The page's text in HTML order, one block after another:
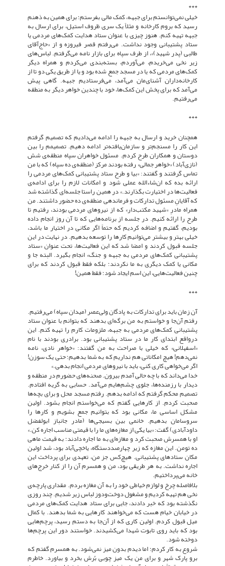
***
خیلی نمی‌توانستم برای جبهه، کمک مالی بفرستم؛ برای همین به ذهنم
رسید که بروم کارخانه و مثلاً یک سری ظروف استیل، برای ارسال به
جبهه تهیه کنم. هنوز چیزی با عنوان ستاد هدایت کمک‌های مردمی یا
ستاد پشتیبانی وجود نداشت. می‌رفتم قصر فیروزه و از «حاج‌آقای
طالبی (پدر شهید)»، از طرف سپاه برای بازار نامه می‌گرفتم. لباس‌های
زیر نخی می‌خریدم، می‌آوردم، بسته‌بندی می‌کردم و همراه دیگر
کمک‌های مردمی که یا در مسجد جمع شده بود و یا از طریق یکی دو تا از
کارخانه‌داران آشنای‌مان می‌آمد، می‌فرستادیم جبهه. گاهی پیش
می‌آمد که برای پخش این کمک‌ها، خود با چندین خواهر دیگر به منطقه
می‌رفتیم.
***
همچنان خرید و ارسال به جبهه را ادامه می‌دادیم که تصمیم گرفتم
این کار را مسنجم‌تر و سازمان‌یافته‌تر ادامه دهیم. تصمیمم را بین
دوستان و همکاران طرح کردم. مسئول خواهران سپاه منطقه‌ی شش
(نازی‌آباد) «خواهر جمالی» رفته بودند مرکز (منطقه‌ی ده سپاه) که با من
تماس گرفتند و گفتند: «بیا و طرح ستاد پشتیبانی کمک‌های مردمی را
ارائه بده که ان‌شاءالله عملی شود و امکانات لازم را برای ادامه‌ی
فعالیت‌ها در اختیارت بگذارند.» در همین راستا جلسه‌ای گذاشته شد
که آقایانِ مسئول تدارکات و فرماندهی منطقه‌ی ده حضور داشتند. من
همراه مادرِ «شهید مکتب‌دار» که از نیروهای مردمی بودند، رفتیم تا
طرح را ارائه کنیم. در جلسه از برنامه‌هایی که تا آن روز انجام داده
بودیم، گفتیم و اضافه کردیم که حتماً اگر مکانی در اختیار ما باشد،
خیلی بهتر و بیشتر می‌توانیم کارها را توسعه بدهیم. در نهایت در این
جلسه قبول کردند و امضا شد که این فعالیت‌ها، تحت عنوان «ستاد
پشتیبانی کمک‌های مردمی به جبهه و جنگ» انجام بگیرد. البته جا و
مکانی یا کمک دیگری به ما نکردند؛ بلکه فقط قبول کردند که برای
چنین فعالیت‌هایی، این اسم ایجاد شود؛ فقط همین!
***
آن زمان باید برای تدارکات به پادگان ولی‌عصر (میدان سپاه) می‌رفتیم.
رفتم آن‌جا و خواستم به من برگه‌ای بدهند که بتوانم با عنوان ستاد
پشتیبانی کمک‌های مردمی به جبهه، ملزومات کارم را تهیه کنم. این
درواقع ابتدای کار ما در ستاد پشتیبانی بود. برادری بودند با نام
«اسفهلانی» که خیلی با صراحت به من گفتند: «خواهر نادی، نامه
نمی‌دهم! هیچ امکاناتی هم نداریم که به شما بدهیم؛ حتی یک سوزن!
اگر می‌خواهی کاری کنی، باید با نیروهای مردمی انجام بدهی.»
خدا می‌داند که با چه حالی آمدم بیرون. صحنه‌های حضورم در منطقه و
دیدار با رزمنده‌ها، جلوی چشم‌هایم می‌آمد. حسابی به گریه افتادم.
تصمیم محکم گرفتم که ادامه بدهم. رفتم مسجد محل و برای بچه‌ها
صحبت کردم. از کارهایی گفتم که می‌خواستم انجام بشود. اولین
مشکل اساسی ما، مکانی بود که بتوانیم جمع بشویم و کارها را
سروسامان بدهیم. خانمی بین بسیجی‌ها (مادر جانباز ابولفضل
داودآبادی) گفت: «بیا یکی از مغازه‌های ما را با قیمتی مناسب اجاره کن.»
او با همسرش صحبت کرد و مغازه‌ای به ما اجاره دادند؛ به قیمت ماهی
ده تومن. این مغازه که زیر چهارصددستگاه، یاخچی‌آباد بود، شد اولین
مکان ستادهای پشتیبانی. هیچ‌کس جز من، تعهدی برای پرداخت این
اجاره نداشت. به هر طریقی بود، من و همسرم آن را از کنار خرج‌های
خانه می‌پرداختیم.
بلافاصله چرخ و لوازم خیاطی خود را به آن مغازه بردم. مقداری پارچه‌ی
نخی هم تهیه کردیم و مشغول دوخت‌ودوز لباس زیر شدیم. چند روزی
نگذشته بود که خبر دادند، جایی برای ستاد هدایت کمک‌های مردمی
در خیابان خیام هست که می‌خواهند کارهایی به شما بدهند. با کمال
میل قبول کردم. اولین کاری که از آن‌جا به دستم رسید، پرچم‌هایی
بود که باید روی تابوت شهدا می‌کشیدند. خواستند دور این پرچم‌ها
دوخته شود.
شروع به کار کردم؛ اما دیدم بدون میز نمی‌شود. به همسرم گفتم که
برو پارک شهر و برای من یک میز چوبی بُرش بخرد و بیاورد. خاطرم